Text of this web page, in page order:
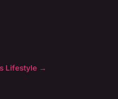
Lifestyle →